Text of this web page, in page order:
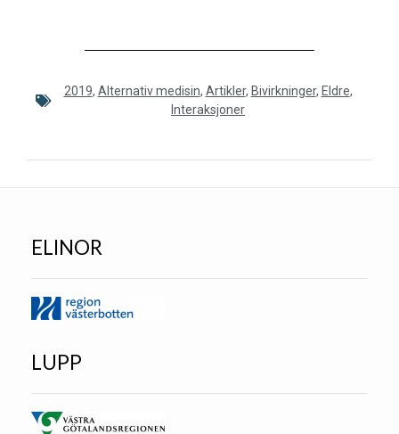
2019, Alternativ medisin, Artikler, Bivirkninger, Eldre,
Interaksjoner
ELINOR
LUPP